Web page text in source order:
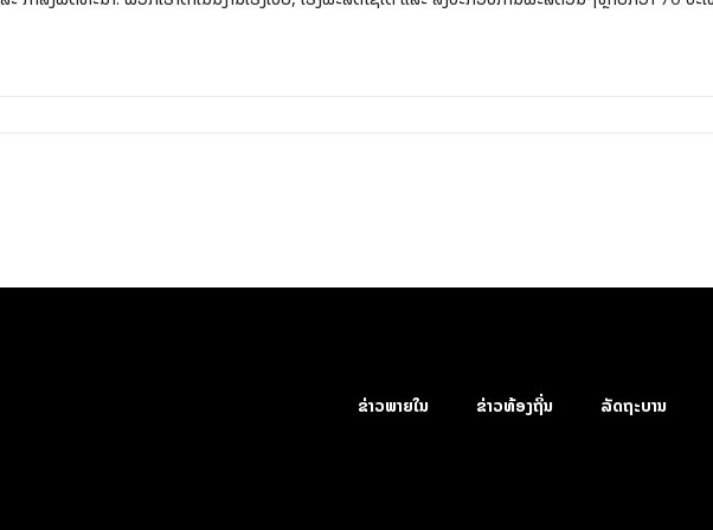
ຂ່າວພາຍໃນ ຂ່າວທ້ອງຖິ່ນ ລັດຖະບານ